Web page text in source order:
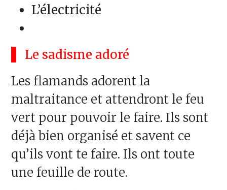
L’électricité
Le sadisme adoré
Les flamands adorent la
maltraitance et attendront le feu
vert pour pouvoir le faire. Ils sont
déjà bien organisé et savent ce
qu’ils vont te faire. Ils ont toute
une feuille de route.